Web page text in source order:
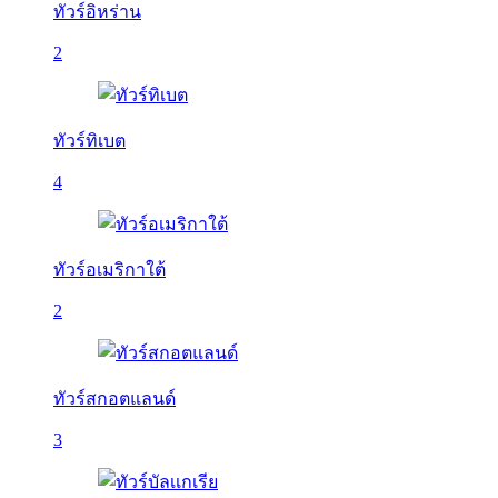
ทัวร์อิหร่าน
2
ทัวร์ทิเบต
4
ทัวร์อเมริกาใต้
2
ทัวร์สกอตแลนด์
3